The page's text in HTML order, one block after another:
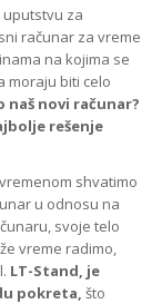
za
računar za vreme
na kojima se
moraju biti celo
naš novi računar?
rešenje
shvatimo
u odnosu na
svoje telo
vreme radimo,
LT-Stand, je
pokreta, što